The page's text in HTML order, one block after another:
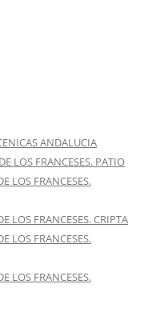
ANDALUCIA
LOS FRANCESES. PATIO
LOS FRANCESES.
LOS FRANCESES. CRIPTA
LOS FRANCESES.
LOS FRANCESES.